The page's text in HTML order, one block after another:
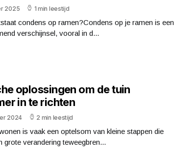
2025 1 min leestijd
condens op ramen?Condens op je ramen is een
verschijnsel, vooral in d...
oplossingen om de tuin
in te richten
2024 2 min leestijd
is vaak een optelsom van kleine stappen die
grote verandering teweegbren...